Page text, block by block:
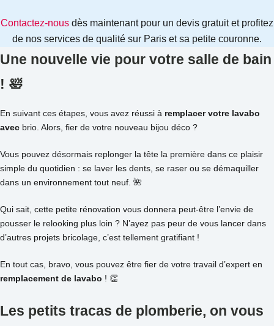
Contactez-nous dès maintenant pour un devis gratuit et profitez
de nos services de qualité sur Paris et sa petite couronne.
Une nouvelle vie pour votre salle de bain
! 🛀
En suivant ces étapes, vous avez réussi à remplacer votre lavabo
avec brio. Alors, fier de votre nouveau bijou déco ?
Vous pouvez désormais replonger la tête la première dans ce plaisir
simple du quotidien : se laver les dents, se raser ou se démaquiller
dans un environnement tout neuf. 🌺
Qui sait, cette petite rénovation vous donnera peut-être l’envie de
pousser le relooking plus loin ? N’ayez pas peur de vous lancer dans
d’autres projets bricolage, c’est tellement gratifiant !
En tout cas, bravo, vous pouvez être fier de votre travail d’expert en
remplacement de lavabo ! 👏
Les petits tracas de plomberie, on vous